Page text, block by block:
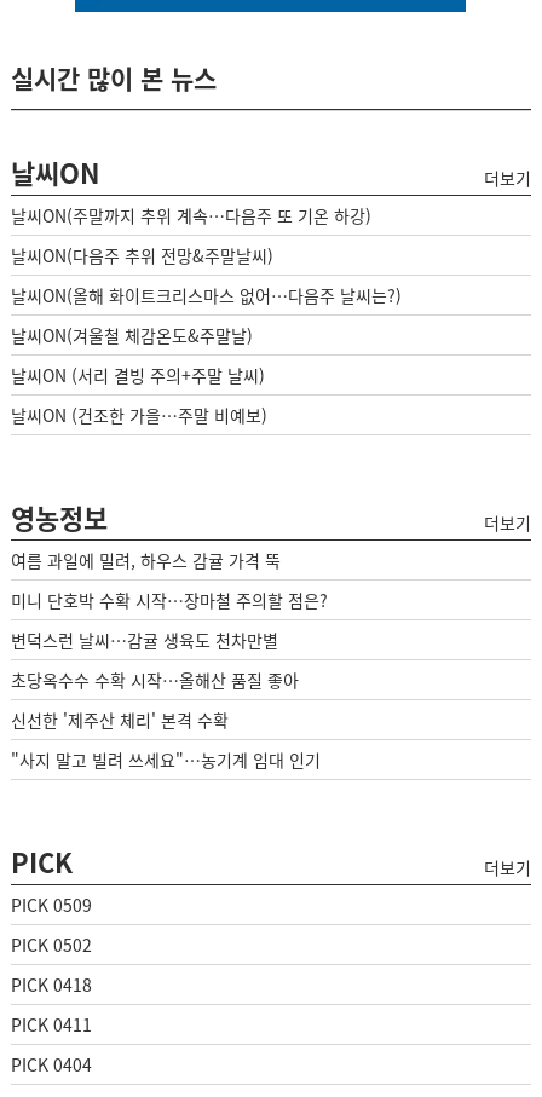
실시간 많이 본 뉴스
날씨ON
더보기
날씨ON(주말까지 추위 계속…다음주 또 기온 하강)
날씨ON(다음주 추위 전망&주말날씨)
날씨ON(올해 화이트크리스마스 없어…다음주 날씨는?)
날씨ON(겨울철 체감온도&주말날)
날씨ON (서리 결빙 주의+주말 날씨)
날씨ON (건조한 가을…주말 비예보)
영농정보
더보기
여름 과일에 밀려, 하우스 감귤 가격 뚝
미니 단호박 수확 시작…장마철 주의할 점은?
변덕스런 날씨…감귤 생육도 천차만별
초당옥수수 수확 시작…올해산 품질 좋아
신선한 '제주산 체리' 본격 수확
"사지 말고 빌려 쓰세요"…농기계 임대 인기
PICK
더보기
PICK 0509
PICK 0502
PICK 0418
PICK 0411
PICK 0404